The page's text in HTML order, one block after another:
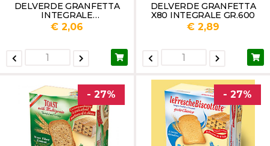
DELVERDE GRANFETTA
INTEGRALE
MONOPORZIONE GR.240
€ 2,06
DELVERDE GRANFETTA
X80 INTEGRALE GR.600
€ 2,89
- 27% - 27%